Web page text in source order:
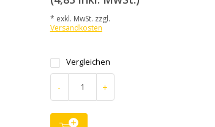
* exkl. MwSt. zzgl.
Versandkosten
Vergleichen
- +